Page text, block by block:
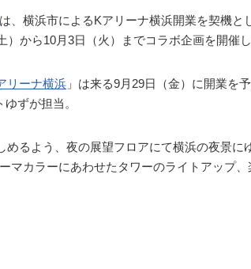
は、横浜市によるKアリーナ横浜開業を契機と
）から10月3日（火）までコラボ企画を開催し
リーナ横浜 」は来る9月29日（金）に開業を
ずが担当。
めるよう、夜の展望フロアにて横浜の夜景に
マカラーにあわせたタワーのライトアップ